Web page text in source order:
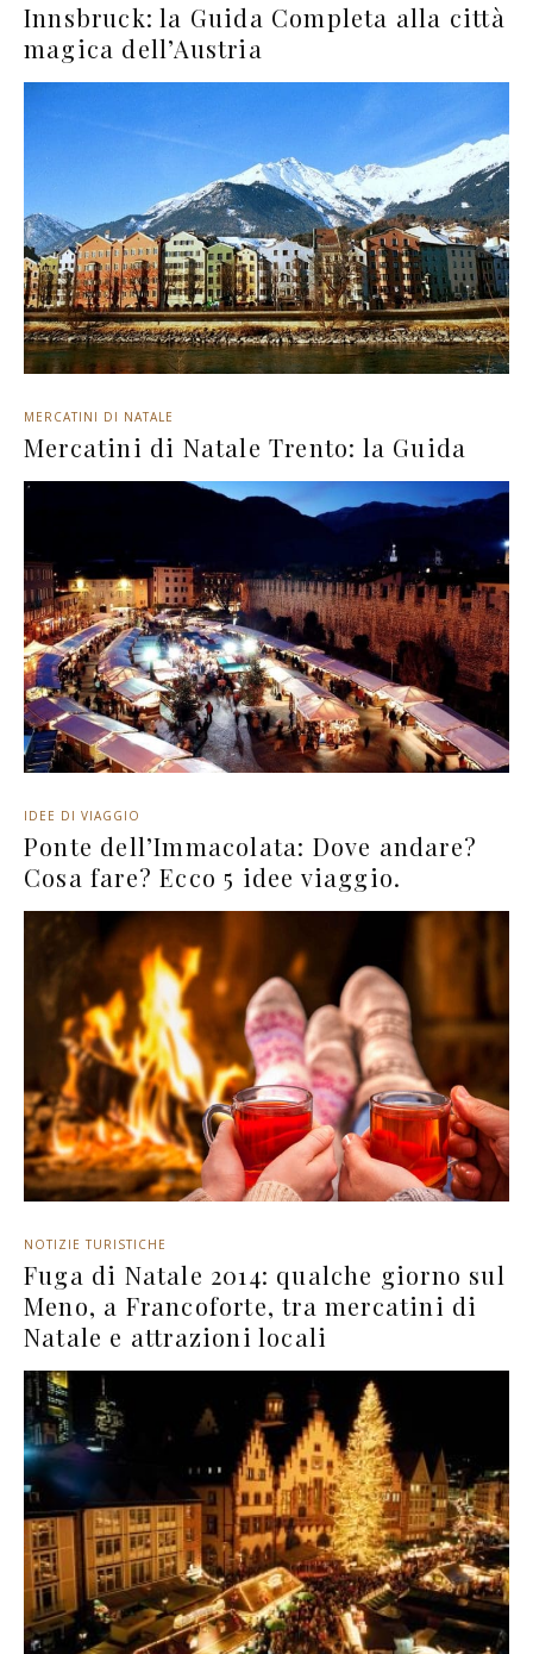
Innsbruck: la Guida Completa alla città
magica dell’Austria
MERCATINI DI NATALE
Mercatini di Natale Trento: la Guida
IDEE DI VIAGGIO
Ponte dell’Immacolata: Dove andare?
Cosa fare? Ecco 5 idee viaggio.
NOTIZIE TURISTICHE
Fuga di Natale 2014: qualche giorno sul
Meno, a Francoforte, tra mercatini di
Natale e attrazioni locali